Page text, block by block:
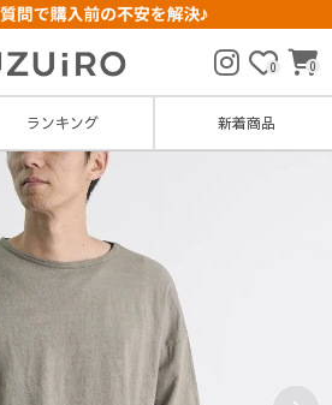
0 0
ランキング 新着商品